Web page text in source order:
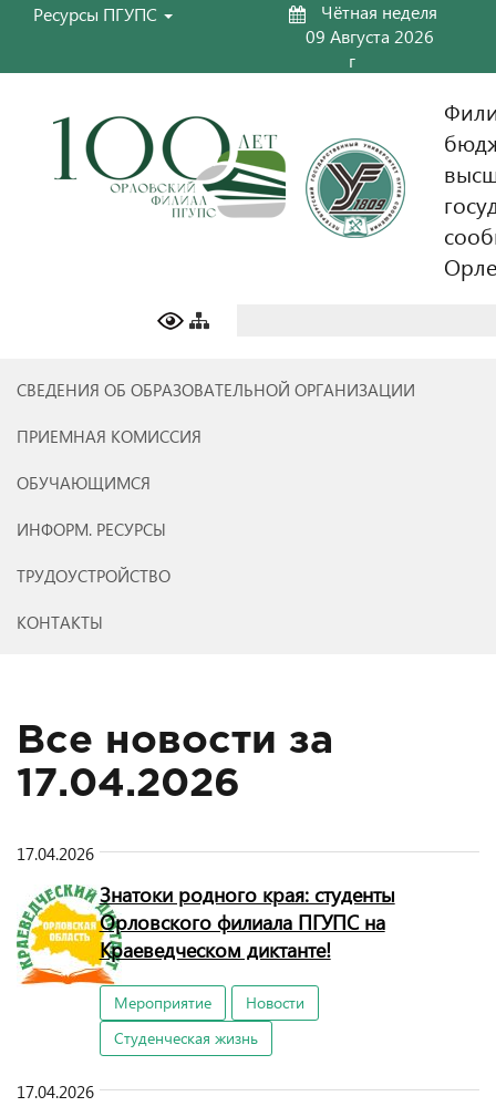
Ресурсы ПГУПС
Чётная неделя
09 Августа 2026
г
Орле
СВЕДЕНИЯ ОБ ОБРАЗОВАТЕЛЬНОЙ ОРГАНИЗАЦИИ
ПРИЕМНАЯ КОМИССИЯ
ОБУЧАЮЩИМСЯ
ИНФОРМ. РЕСУРСЫ
ТРУДОУСТРОЙСТВО
КОНТАКТЫ
Все новости за
17.04.2026
17.04.2026
Знатоки родного края: студенты
Орловского филиала ПГУПС на
Краеведческом диктанте!
Мероприятие
Новости
Студенческая жизнь
17.04.2026